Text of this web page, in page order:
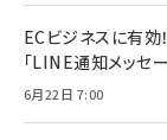
ECビジネスに有効
「LINE通知メッセ
6月22日 7:00